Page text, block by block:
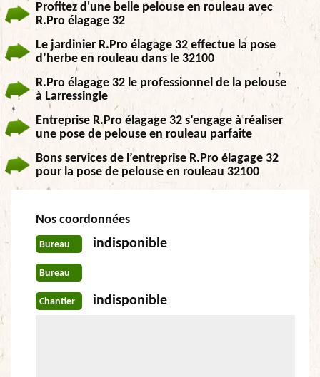
Profitez d'une belle pelouse en rouleau avec
R.Pro élagage 32
Le jardinier R.Pro élagage 32 effectue la pose
d’herbe en rouleau dans le 32100
R.Pro élagage 32 le professionnel de la pelouse
à Larressingle
Entreprise R.Pro élagage 32 s’engage à réaliser
une pose de pelouse en rouleau parfaite
Bons services de l’entreprise R.Pro élagage 32
pour la pose de pelouse en rouleau 32100
Nos coordonnées
Bureau indisponible
Bureau
Chantier indisponible